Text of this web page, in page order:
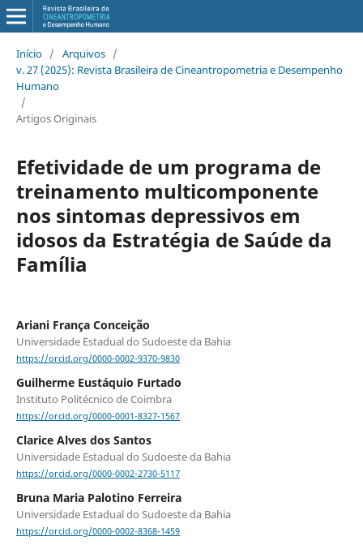
Início / Arquivos /
v. 27 (2025): Revista Brasileira de Cineantropometria e Desempenho
Humano
/
Artigos Originais
Efetividade de um programa de
treinamento multicomponente
nos sintomas depressivos em
idosos da Estratégia de Saúde da
Família
Ariani França Conceição
Universidade Estadual do Sudoeste da Bahia
https://orcid.org/0000-0002-9370-9830
Guilherme Eustáquio Furtado
Instituto Politécnico de Coimbra
https://orcid.org/0000-0001-8327-1567
Clarice Alves dos Santos
Universidade Estadual do Sudoeste da Bahia
https://orcid.org/0000-0002-2730-5117
Bruna Maria Palotino Ferreira
Universidade Estadual do Sudoeste da Bahia
https://orcid.org/0000-0002-8368-1459